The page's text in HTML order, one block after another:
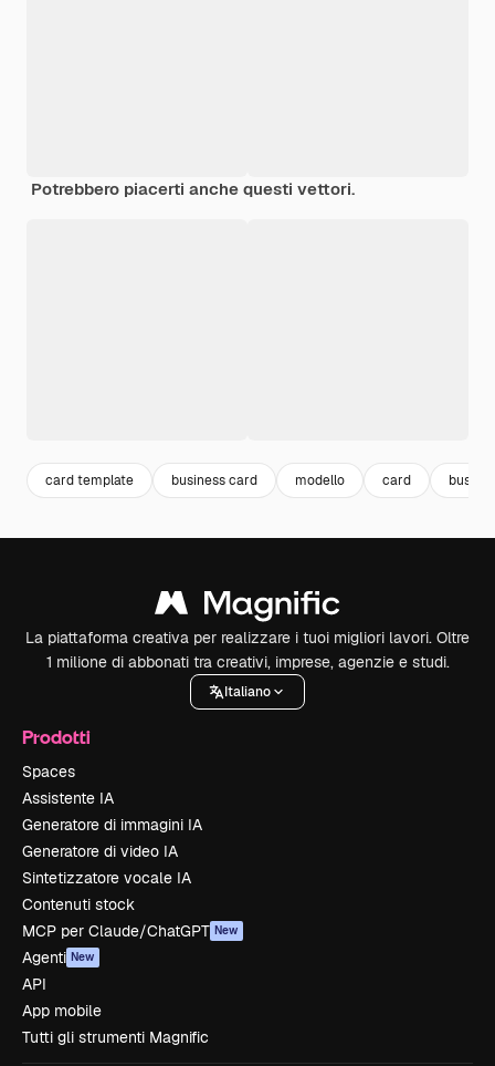
Potrebbero piacerti anche questi vettori.
card template business card modello card
La piattaforma creativa per realizzare i tuoi migliori lavori. Oltre
1 milione di abbonati tra creativi, imprese, agenzie e studi.
Italiano
Prodotti
Spaces
Assistente IA
Generatore di immagini IA
Generatore di video IA
Sintetizzatore vocale IA
Contenuti stock
MCP per Claude/ChatGPT New
Agenti New
API
App mobile
Tutti gli strumenti Magnific